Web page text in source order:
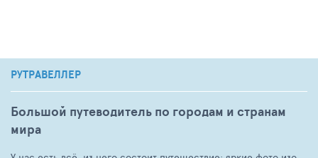
РУТРАВЕЛЛЕР
Большой путеводитель по городам и странам
мира